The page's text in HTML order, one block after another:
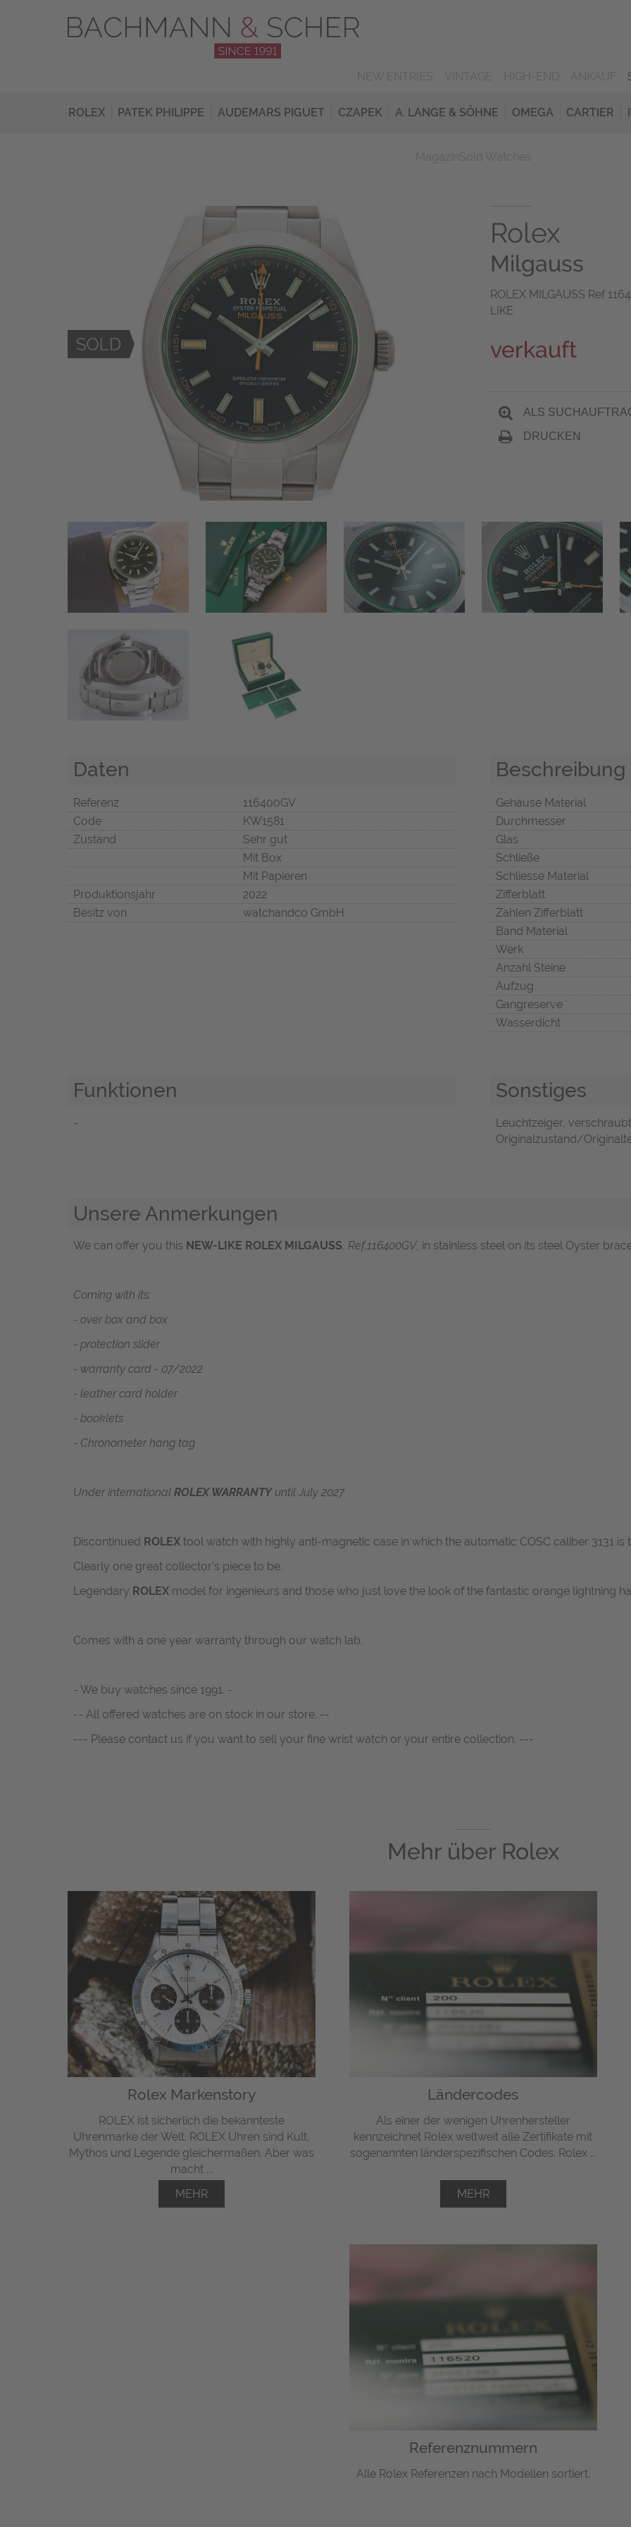
ROLEX PATEK PHILIPPE AUDEMARS PIGUET CZAPEK A. LANGE & SÖHNE OMEGA CARTIER
Rolex
Milgauss
ROLEX MILGAUSS Ref
LIKE
verkauft
ALS
DRUCKEN
Daten
Referenz
116400GV
Code
KW1581
Zustand
Sehr gut
Mit Box
Mit Papieren
Produktionsjahr
2022
Besitz von
watchandco GmbH
Beschreibung
Gehäuse Material
Durchmesser
Glas
Schließe
Schliesse Material
Zifferblatt
Zahlen Zifferblatt
Band Material
Werk
Anzahl Steine
Aufzug
Gangreserve
Wasserdicht
Funktionen
-
Sonstiges
Leuchtzeiger,
Originalzustand/
Unsere Anmerkungen
We can offer you this NEW-LIKE ROLEX MILGAUSS, Ref.116400GV, in stainless steel on its steel Oyster
Coming with its:
- over box and box
- protection slider
- warranty card - 07/2022
- leather card holder
- booklets
- Chronometer hang tag
Under international ROLEX WARRANTYuntil July 2027
Discontinued ROLEX tool watch with highly anti-magnetic case in which the automatic COSC caliber 3131
Clearly one great collector's piece to be.
Legendary ROLEX model for ingenieurs and those who just love the look of the fantastic orange lightning
Comes with a one year warranty through our watch lab.
- We buy watches since 1991. -
-- All offered watches are on stock in our store. --
--- Please contact us if you want to sell your fine wrist watch or your entire collection. ---
Mehr über Rolex
Rolex Markenstory
ROLEX ist sicherlich die bekannteste
Uhrenmarke der Welt. ROLEX Uhren sind Kult,
Mythos und Legende gleichermaßen. Aber was
macht ...
MEHR
Ländercodes
Als einer der wenigen Uhrenhersteller
kennzeichnet Rolex weltweit alle Zertifikate mit
sogenannten länderspezifischen Codes. Rolex ...
MEHR
Referenznummern
Alle Rolex Referenzen nach Modellen sortiert.